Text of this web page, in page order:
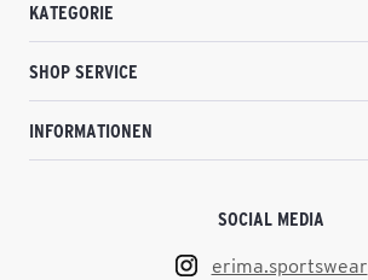
KATEGORIE
SHOP SERVICE
INFORMATIONEN
SOCIAL MEDIA
erima.sportswear